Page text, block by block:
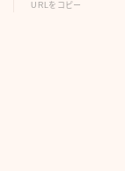
URLをコピー